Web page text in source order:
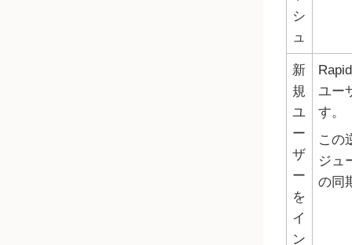
シ
ュ
新
規
ユ
ー
ザ
ー
を
イ
ン
ユー
す。
この
ジュ
の同